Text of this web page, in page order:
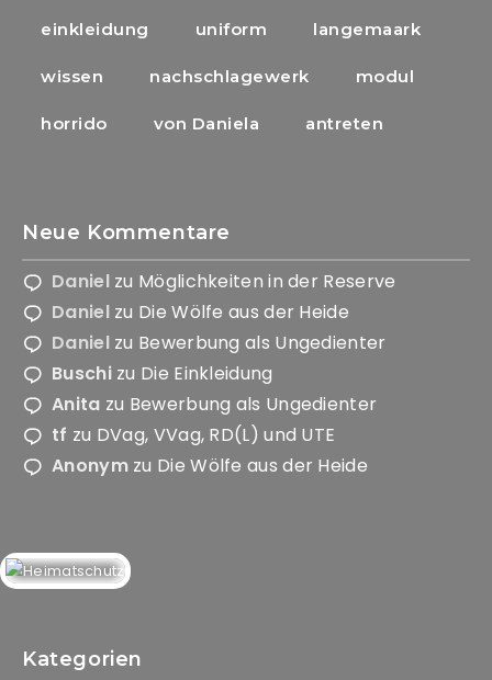
einkleidung uniform langemaark
wissen nachschlagewerk modul
horrido von Daniela antreten
Neue Kommentare
Danielzu Möglichkeiten in der Reserve
Danielzu Die Wölfe aus der Heide
Danielzu Bewerbung als Ungedienter
Buschizu Die Einkleidung
Anita zu Bewerbung als Ungedienter
tf zu DVag, VVag, RD(L) und UTE
Anonymzu Die Wölfe aus der Heide
Kategorien
Website
Statistik
der Website
auf Basis der
Nutzung
Erfahrung
Damit unsere
während